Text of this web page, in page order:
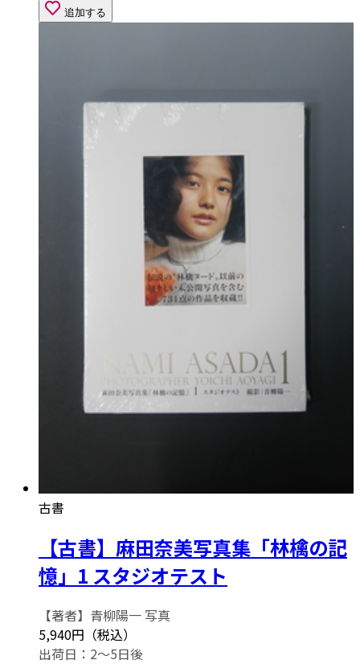
追加する
古書
【古書】麻田奈美写真集「林檎の記
憶」1 スタジオテスト
【著者】青柳陽一 写真
5,940円（税込）
出荷日：2～5日後